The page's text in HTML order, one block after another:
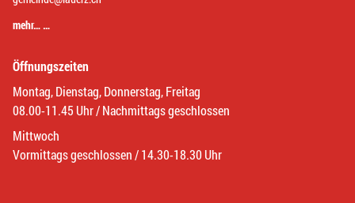
mehr… …
Öffnungszeiten
Montag, Dienstag, Donnerstag, Freitag
08.00-11.45 Uhr / Nachmittags geschlossen
Mittwoch
Vormittags geschlossen / 14.30-18.30 Uhr